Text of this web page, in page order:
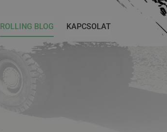
ROLLING BLOG KAPCSOLAT